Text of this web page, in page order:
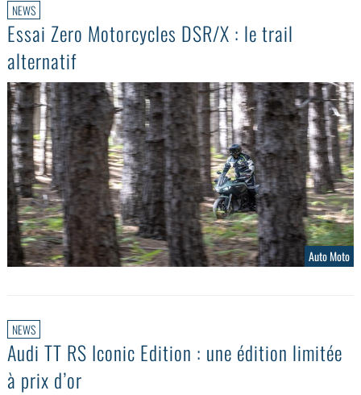
NEWS
Essai Zero Motorcycles DSR/X : le trail
alternatif
Auto Moto
NEWS
Audi TT RS Iconic Edition : une édition limitée
à prix d’or